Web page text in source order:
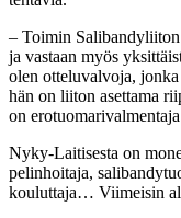
– Toimin
ja vastaan myös
olen otteluvalvoja,
hän on liiton asettama
on
Nyky-Laitisesta on
pelinhoitaja,
kouluttaja… Viimeisin